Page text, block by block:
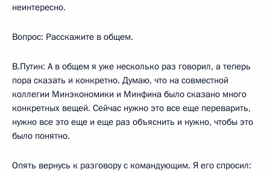
неинтересно.
Вопрос: Расскажите в общем.
В.Путин: А в общем я уже несколько раз говорил, а теперь
пора сказать и конкретно. Думаю, что на совместной
коллегии Минэкономики и Минфина было сказано много
конкретных вещей. Сейчас нужно это все еще переварить,
нужно все это еще и еще раз объяснить и нужно, чтобы это
было понятно.
Опять вернусь к разговору с командующим. Я его спросил: